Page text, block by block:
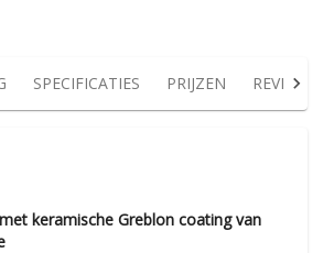
SPECIFICATIES PRIJZEN REVIEWS
keramische Greblon coating van